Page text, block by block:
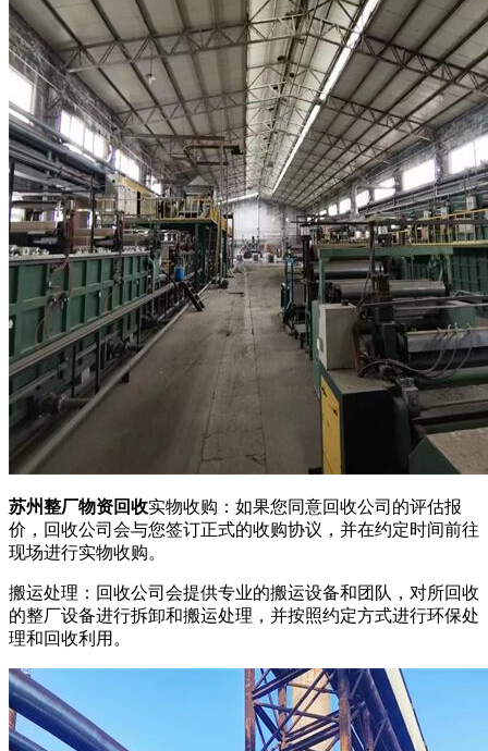
苏州整厂物资回收实物收购：如果您同意回收公司的评估报
价，回收公司会与您签订正式的收购协议，并在约定时间前往
现场进行实物收购。
搬运处理：回收公司会提供专业的搬运设备和团队，对所回收
的整厂设备进行拆卸和搬运处理，并按照约定方式进行环保处
理和回收利用。